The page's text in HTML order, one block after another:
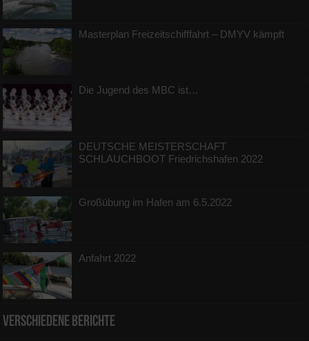
Masterplan Freizeitschifffahrt – DMYV kämpft
Die Jugend des MBC ist…
DEUTSCHE MEISTERSCHAFT
SCHLAUCHBOOT Friedrichshafen 2022
Großübung im Hafen am 6.5.2022
Anfahrt 2022
Verschiedene Berichte